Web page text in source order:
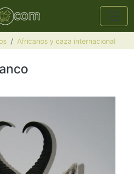
Africanos y caza internacional